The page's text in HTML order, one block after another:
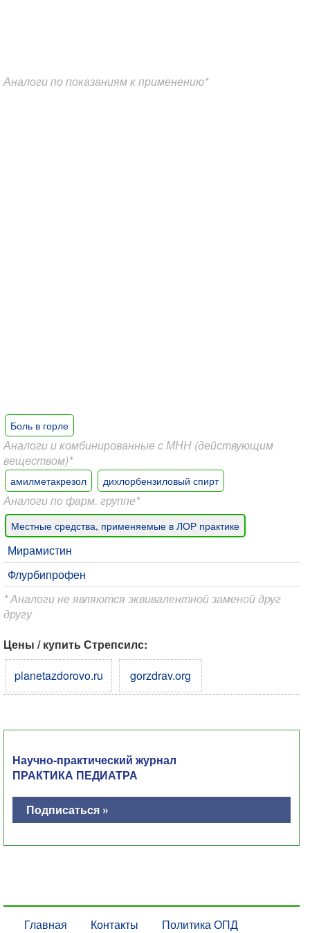
Аналоги по показаниям к применению*
Боль в горле
Аналоги и комбинированные с МНН (действующим
веществом)*
амилметакрезол дихлорбензиловый спирт
Аналоги по фарм. группе*
Местные средства, применяемые в ЛОР практике
Мирамистин
Флурбипрофен
* Аналоги не являются эквивалентной заменой друг
другу
Цены / купить Стрепсилс:
planetazdorovo.ru
gorzdrav.org
Научно-практический журнал
ПРАКТИКА ПЕДИАТРА
Подписаться »
Главная Контакты Политика ОПД